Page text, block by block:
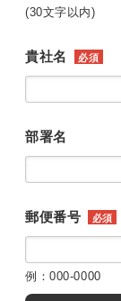
(30文字以内)
貴社名 必須
部署名
郵便番号 必須
例：000-0000